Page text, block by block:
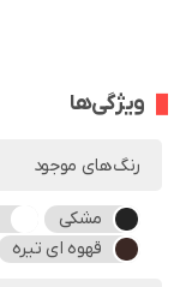
ویژگی‌ها
رنگ‌های موجود
مشکی
قهوه ای تیره